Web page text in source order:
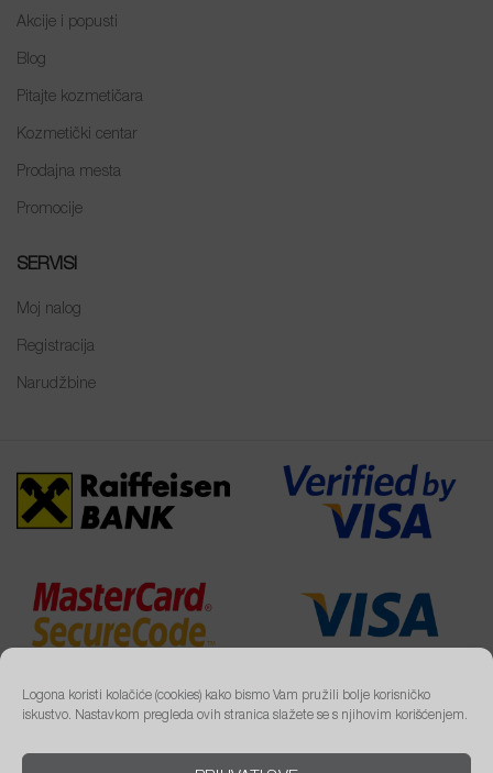
Logona koristi kolačiće (cookies) kako bismo Vam pružili bolje korisničko
iskustvo. Nastavkom pregleda ovih stranica slažete se s njihovim korišćenjem.
Akcije i popusti
Blog
Pitajte kozmetičara
Kozmetički centar
Prodajna mesta
Promocije
SERVISI
Moj nalog
Registracija
Narudžbine